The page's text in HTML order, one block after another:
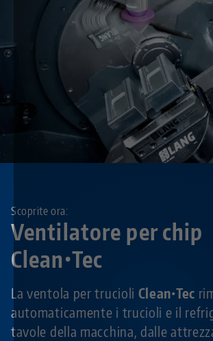
Ventilatore per chip
Clean•Tec
Scoprite ora:
La ventola per trucioli Clean•Tec
automaticamente i trucioli e il
tavole della macchina, dalle